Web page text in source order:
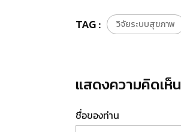
TAG : วิจัยระบบสุขภาพ
แสดงความคิดเห็น
ชื่อของท่าน